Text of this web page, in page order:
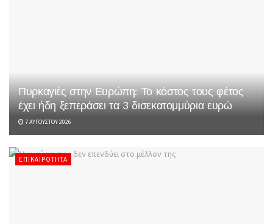
Πυρκαγιές στην Ευρώπη: Το κόστος τους φέτος
έχει ήδη ξεπεράσει τα 3 δισεκατομμύρια ευρώ
7 ΑΥΓΟΎΣΤΟΥ 2026
ΕΠΙΚΑΙΡΌΤΗΤΑ